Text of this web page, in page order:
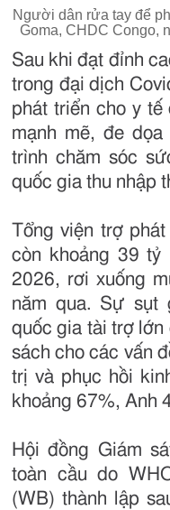
Người dân rửa tay để
Goma, CHDC Congo,
Sau khi đạt đỉnh
trong đại dịch
phát triển cho y tế
mạnh mẽ, đe
trình chăm sóc
quốc gia thu nhập
Tổng viện trợ
còn khoảng 39 tỷ
2026, rơi xuống
năm qua. Sự sụt
quốc gia tài trợ lớn
sách cho các vấn
trị và phục hồi
khoảng 67%, Anh
Hội đồng Giám
toàn cầu do
(WB) thành lập